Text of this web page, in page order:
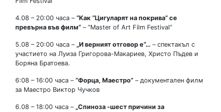
4.08 – 20:00 часа – “Как “Цигуларят на покрива” се
превърна във филм” – “Master of Art Film Festival“
5.08 – 20:00 часа – „И верният отговор е“… – спектакъл с
участието на Луиза Григорова-Макариев, Христо Пъдев и
Боряна Братоева.
6:08 – 16:00 часа – “Форца, Маестро” – документален филм
за Маестро Виктор Чучков
6.08 – 18:00 часа – „Спиноза -шест причини за